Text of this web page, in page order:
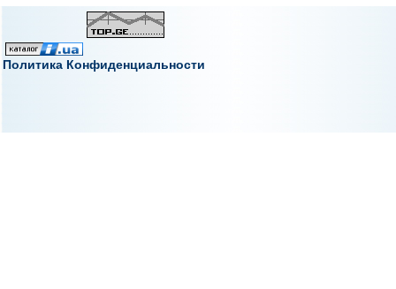
Политика Конфиденциальности